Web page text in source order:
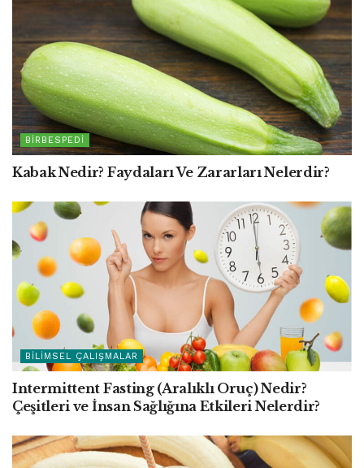
BIRBESPEDI
Kabak Nedir? Faydaları Ve Zararları Nelerdir?
BILIMSEL ÇALIŞMALAR
Intermittent Fasting (Aralıklı Oruç) Nedir?
Çeşitleri ve İnsan Sağlığına Etkileri Nelerdir?